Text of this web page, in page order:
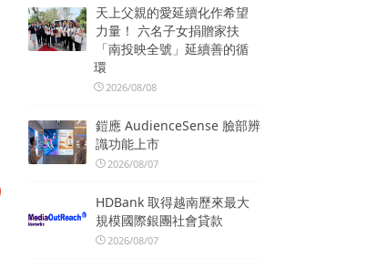
天上父親的愛延續化作希望
力量！ 六名子女捐贈家扶
「南投映全號」延續善的循
環
2026/08/08
鎧應 AudienceSense 臉部辨
識功能上市
2026/08/07
HDBank 取得越南歷來最大
規模國際銀團社會貸款
2026/08/07